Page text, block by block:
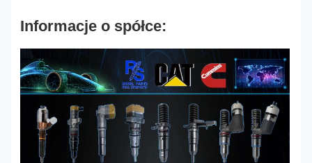
Informacje o spółce: